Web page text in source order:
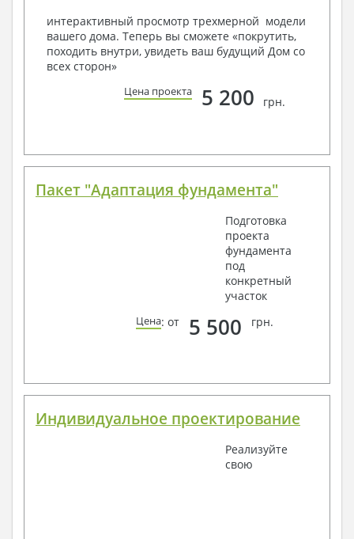
условий, за дополнительную плату.
Получить профессиональную консультацию у
наших специалистов, Вы можете любым
способом связи: закажите обратный звонок,
по viber, e-mail, телефон -
интерактивный просмотр трехмерной модели
вашего дома. Теперь вы сможете «покрутить,
походить внутри, увидеть ваш будущий Дом со
всех сторон»
Цена проекта 5 200 грн.
Пакет "Адаптация фундамента"
Подготовка
проекта
фундамента
под
конкретный
участок
Цена: от 5 500 грн.
Индивидуальное проектирование
Реализуйте
свою